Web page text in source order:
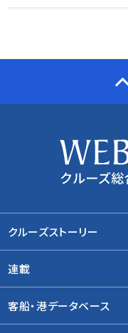
クルーズストーリー
連載
客船・港データベース